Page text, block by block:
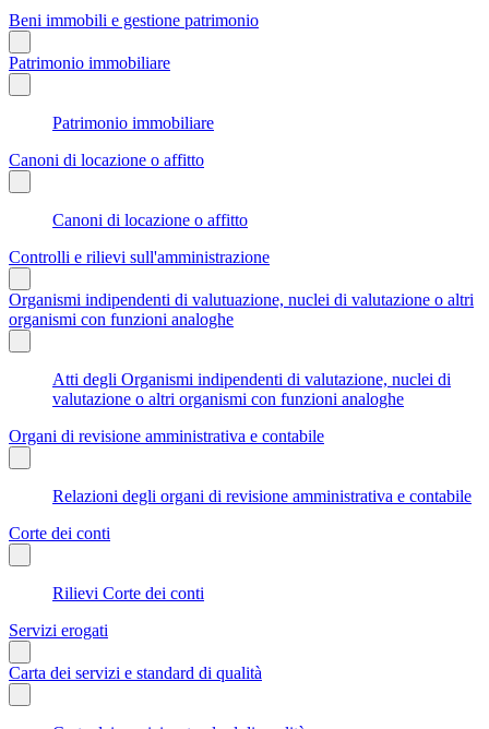
Beni immobili e gestione patrimonio
Patrimonio immobiliare
Patrimonio immobiliare
Canoni di locazione o affitto
Canoni di locazione o affitto
Controlli e rilievi sull'amministrazione
Organismi indipendenti di valutuazione, nuclei di valutazione o altri
organismi con funzioni analoghe
Atti degli Organismi indipendenti di valutazione, nuclei di
valutazione o altri organismi con funzioni analoghe
Organi di revisione amministrativa e contabile
Relazioni degli organi di revisione amministrativa e contabile
Corte dei conti
Rilievi Corte dei conti
Servizi erogati
Carta dei servizi e standard di qualità